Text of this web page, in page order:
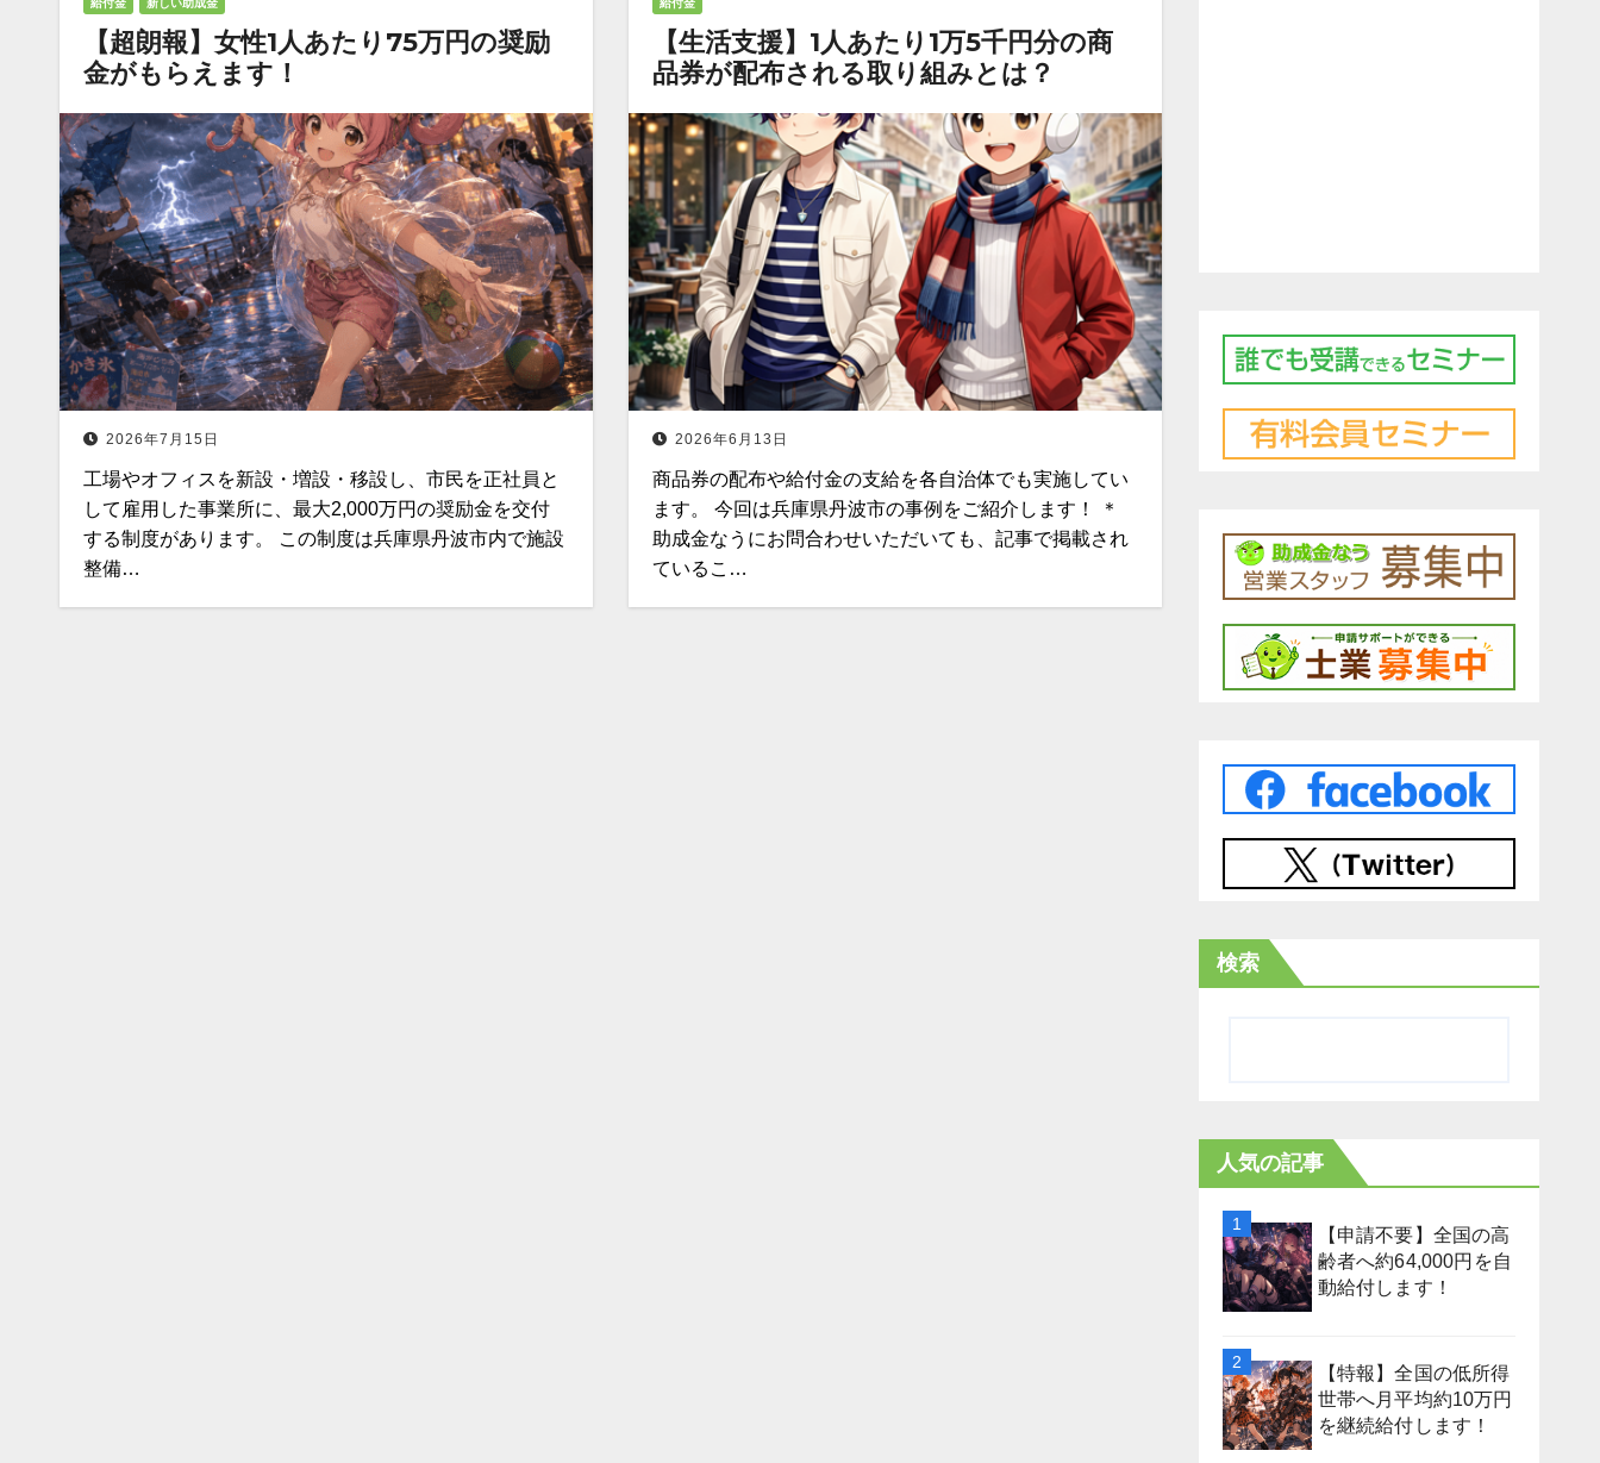
給付金 新しい助成金
【超朗報】女性1人あたり75万円の奨励
金がもらえます！
2026年7月15日
工場やオフィスを新設・増設・移設し、市民を正社員と
して雇用した事業所に、最大2,000万円の奨励金を交付
する制度があります。 この制度は兵庫県丹波市内で施設
整備…
給付金
【生活支援】1人あたり1万5千円分の商
品券が配布される取り組みとは？
2026年6月13日
商品券の配布や給付金の支給を各自治体でも実施してい
ます。 今回は兵庫県丹波市の事例をご紹介します！ ＊
助成金なうにお問合わせいただいても、記事で掲載され
ているこ…
検索
人気の記事
【申請不要】全国の高
齢者へ約64,000円を自
動給付します！
【特報】全国の低所得
世帯へ月平均約10万円
を継続給付します！